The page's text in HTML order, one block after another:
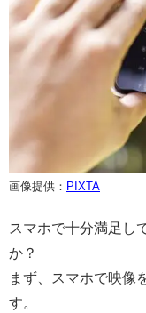
画像提供： PIXTA
スマホで十分満足し
か？
まず、スマホで映像
す。